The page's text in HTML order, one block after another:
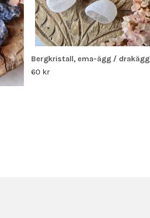
Bergkristall, ema-ägg / drakägg
60 kr